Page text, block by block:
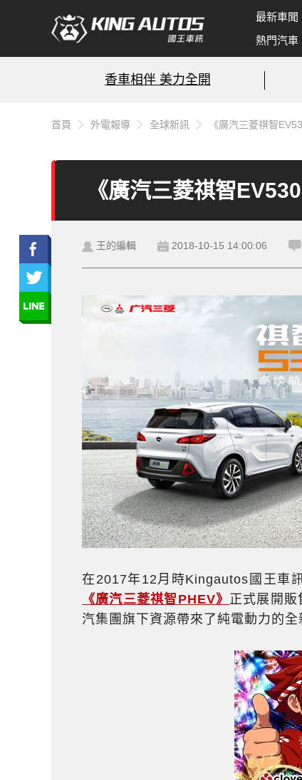
最新車聞
熱門汽車
香車相伴 美力全開
首頁 外電報導 全球新訊 《廣汽三菱祺智
《廣汽三菱祺智
王的編輯 2018-10-15 14:00:06
在2017年12月時Kingautos國王車
《廣汽三菱祺智PHEV》 正式展開販
汽集團旗下資源帶來了純電動力的全